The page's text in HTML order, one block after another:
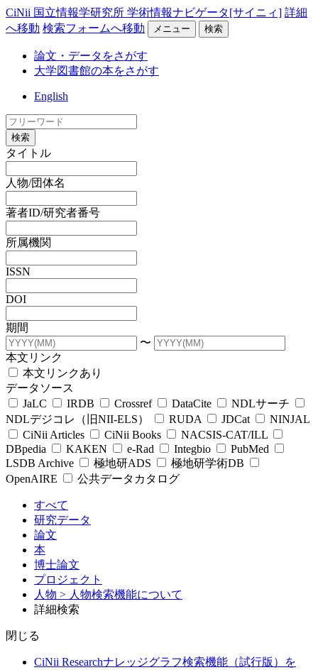
CiNii 国立情報学研究所 学術情報ナビゲータ[サイニィ] 詳細
へ移動 検索フォームへ移動 メニュー 検索
論文・データをさがす
大学図書館の本をさがす
English
検索
タイトル
人物/団体名
著者ID/研究者番号
所属機関
ISSN
DOI
期間
〜
本文リンク
本文リンクあり
データソース
JaLC
IRDB Crossref DataCite
NDLサーチ
NDLデジコレ（旧NII-ELS）
RUDA JDCat
NINJAL
CiNii Articles
CiNii Books
NACSIS-CAT/ILL
DBpedia
KAKEN e-Rad Integbio
PubMed
LSDB Archive
極地研ADS
極地研学術DB
OpenAIRE
公共データカタログ
すべて
研究データ
論文
本
博士論文
プロジェクト
人物 > 人物検索機能について
詳細検索
閉じる
CiNii Researchナレッジグラフ検索機能（試行版）を